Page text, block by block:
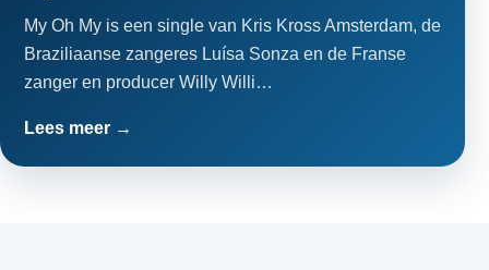
My Oh My is een single van Kris Kross Amsterdam, de
Braziliaanse zangeres Luísa Sonza en de Franse
zanger en producer Willy Willi…
Lees meer →